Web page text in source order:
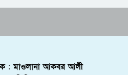
চত্বরে শিশু ফাহিমা হত্যা মামলার
: মাওলানা আকবর আলী